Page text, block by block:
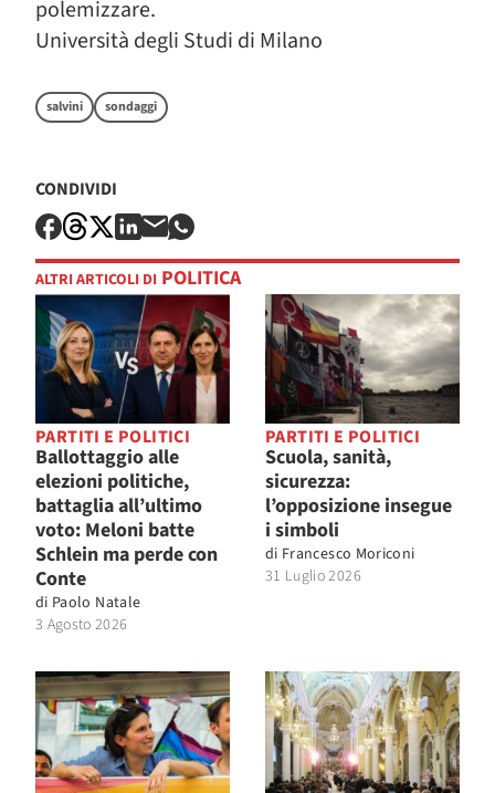
polemizzare.
Università degli Studi di Milano
salvini sondaggi
CONDIVIDI
ALTRI ARTICOLI DI POLITICA
PARTITI E POLITICI
Ballottaggio alle
elezioni politiche,
battaglia all’ultimo
voto: Meloni batte
Schlein ma perde con
Conte
di Paolo Natale
3 Agosto 2026
PARTITI E POLITICI
Scuola, sanità,
sicurezza:
l’opposizione insegue
i simboli
di Francesco Moriconi
31 Luglio 2026